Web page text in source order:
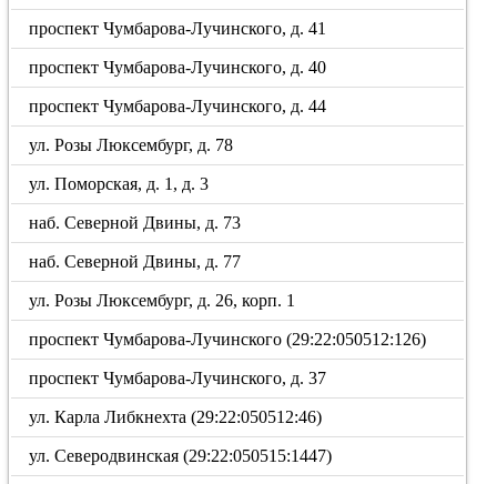
проспект Чумбарова-Лучинского, д. 41
проспект Чумбарова-Лучинского, д. 40
проспект Чумбарова-Лучинского, д. 44
ул. Розы Люксембург, д. 78
ул. Поморская, д. 1, д. 3
наб. Северной Двины, д. 73
наб. Северной Двины, д. 77
ул. Розы Люксембург, д. 26, корп. 1
проспект Чумбарова-Лучинского (29:22:050512:126)
проспект Чумбарова-Лучинского, д. 37
ул. Карла Либкнехта (29:22:050512:46)
ул. Северодвинская (29:22:050515:1447)